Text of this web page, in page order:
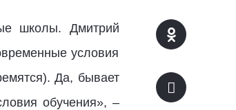
школы. Дмитрий
условия
Да, бывает
обучения», –